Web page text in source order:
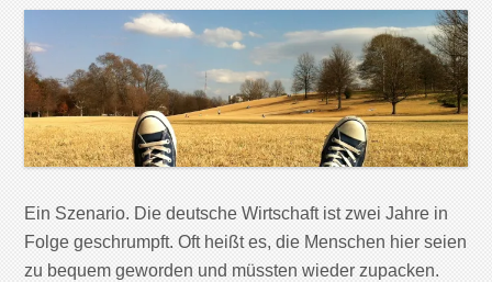
Ein Szenario. Die deutsche Wirtschaft ist zwei Jahre in
Folge geschrumpft. Oft heißt es, die Menschen hier seien
zu bequem geworden und müssten wieder zupacken.